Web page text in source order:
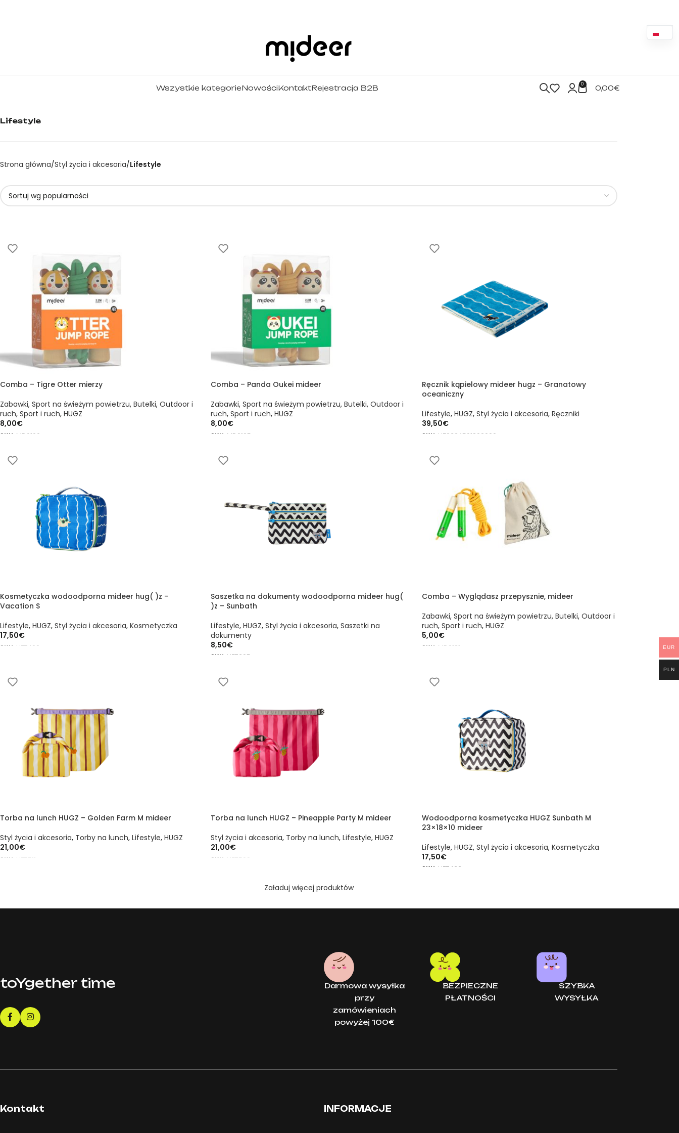
Wszystkie kategorieNowościKontaktRejestracja B2B 0 0,00€
Lifestyle
Strona główna Styl życia i akcesoria Lifestyle
Comba – Tigre Otter mierzy
Zabawki, Sport na świeżym powietrzu, Butelki, Outdoor i
ruch, Sport i ruch, HUGZ
8,00€
SKU: MD6166
Comba – Panda Oukei mideer
Zabawki,Sport na świeżym powietrzu,Butelki,Outdoor i
ruch,Sport i ruch,HUGZ
8,00€
SKU: MD6165
Ręcznik kąpielowy mideer hugz – Granatowy
oceaniczny
Lifestyle, HUGZ, Styl życia i akcesoria, Ręczniki
39,50€
SKU: HZ2324501802000
Kosmetyczka wodoodporna mideer hug( )z –
Vacation S
Lifestyle, HUGZ, Styl życia i akcesoria, Kosmetyczka
17,50€
SKU: HZ7409
Saszetka na dokumenty wodoodporna mideer hug(
)z – Sunbath
Lifestyle,HUGZ,Styl życia i akcesoria,Saszetki na
dokumenty
8,50€
SKU: HZ7395
Comba – Wyglądasz przepysznie, mideer
Zabawki, Sport na świeżym powietrzu, Butelki, Outdoor i
ruch, Sport i ruch, HUGZ
5,00€
SKU: MD0181
Torba na lunch HUGZ – Golden Farm M mideer
Styl życia i akcesoria, Torby na lunch, Lifestyle, HUGZ
21,00€
SKU: HZ7511
Torba na lunch HUGZ – Pineapple Party M mideer
Styl życia i akcesoria, Torby na lunch,Lifestyle,HUGZ
21,00€
SKU: HZ7509
Wodoodporna kosmetyczka HUGZ Sunbath M
23×18×10 mideer
Lifestyle, HUGZ, Styl życia i akcesoria, Kosmetyczka
17,50€
SKU: HZ7433
Załaduj więcej produktów
toYgether time
Darmowa wysyłka
przy
zamówieniach
powyżej 100€
BEZPIECZNE
PŁATNOŚCI
SZYBKA
WYSYŁKA
Kontakt INFORMACJE
EUR
PLN